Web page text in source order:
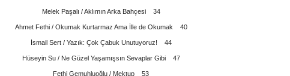
Melek Paşalı / Aklımın Arka Bahçesi 34
Ahmet Fethi / Okumak Kurtarmaz Ama İlle de Okumak 40
İsmail Sert / Yazık: Çok Çabuk Unutuyoruz! 44
Hüseyin Su / Ne Güzel Yaşamışsın Sevaplar Gibi 47
Fethi Gemuhluoğlu / Mektup 53